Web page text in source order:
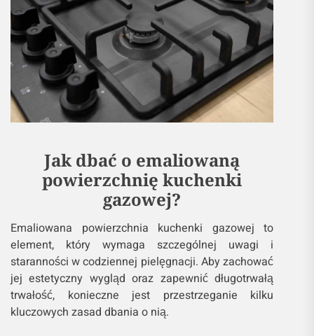
Jak dbać o emaliowaną
powierzchnię kuchenki
gazowej?
Emaliowana powierzchnia kuchenki gazowej to
element, który wymaga szczególnej uwagi i
staranności w codziennej pielęgnacji. Aby zachować
jej estetyczny wygląd oraz zapewnić długotrwałą
trwałość, konieczne jest przestrzeganie kilku
kluczowych zasad dbania o nią.